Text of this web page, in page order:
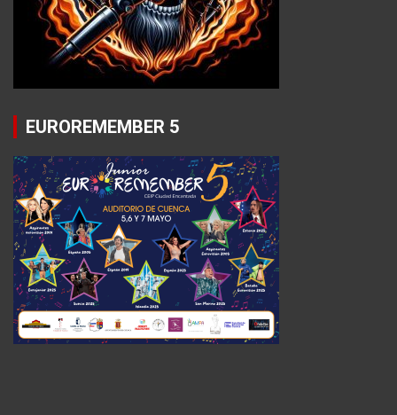
EUROREMEMBER 5